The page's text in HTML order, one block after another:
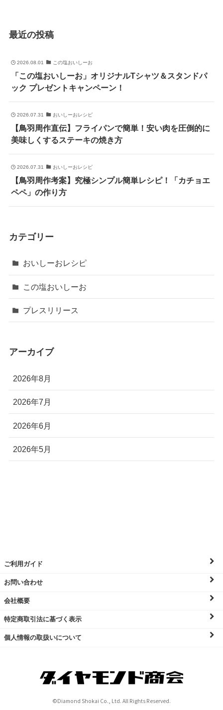
最近の投稿
2026.08.01 この塩おいしーお
「この塩おいしーお」オリジナルTシャツ＆スタンドパ
ック プレゼントキャンペーン！
2026.07.31 おいしーおレシピ
【鳥羽周作直伝】フライパンで簡単！安い肉を圧倒的に
美味しくするステーキの焼き方
2026.07.31 おいしーおレシピ
【鳥羽周作考案】究極シンプル簡単レシピ！「カチョエ
ペペ」の作り方
カテゴリー
おいしーおレシピ
この塩おいしーお
プレスリリース
アーカイブ
2026年8月
2026年7月
2026年6月
2026年5月
ご利用ガイド
お問い合わせ
会社概要
特定商取引法に基づく表示
個人情報の取扱いについて
©Diamond Shokai Co., Ltd. All Rights Reserved.